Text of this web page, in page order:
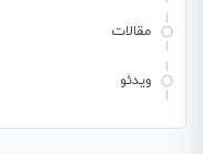
مقالات
ویدئو